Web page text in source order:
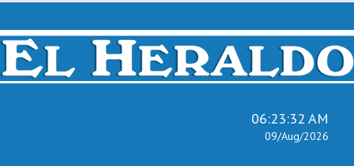
Skip
content
06:23:33 AM
09/Aug/2026